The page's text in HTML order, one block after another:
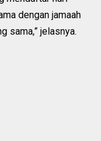
dengan jamaah
sama,” jelasnya.